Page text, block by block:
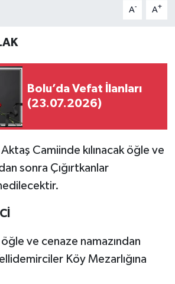
A- A+
Bolu’da Vefat İlanları
(23.07.2026)
Camiinde kılınacak öğle ve
sonra Çığırtkanlar
ve cenaze namazından
Köy Mezarlığına